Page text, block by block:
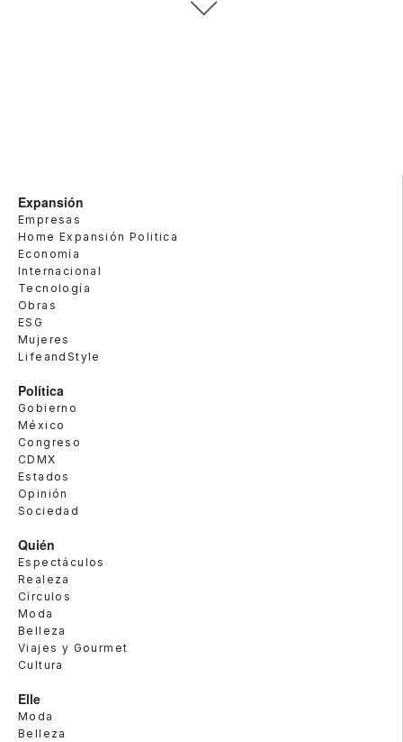
Expansión
Empresas
Home Expansión Politica
Economía
Internacional
Tecnología
Obras
ESG
Mujeres
LifeandStyle
Política
Gobierno
México
Congreso
CDMX
Estados
Opinión
Sociedad
Quién
Espectáculos
Realeza
Círculos
Moda
Belleza
Viajes y Gourmet
Cultura
Elle
Moda
Belleza